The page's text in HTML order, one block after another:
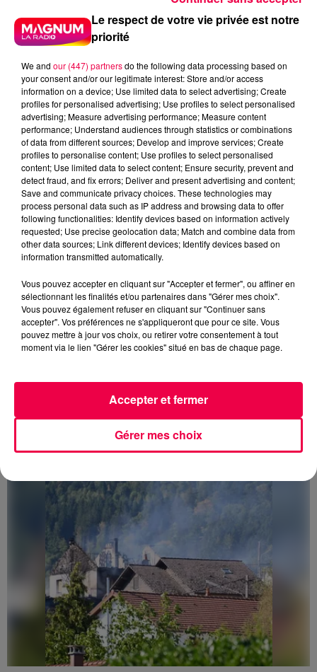
5 août 2026
Des assiettes Linvosges rappelées pour
excès de plomb
Du plomb a été détecté dans deux assiettes en
céramique vendues entre 2020 et 2022 par Linvosges.
PRÉVIFEUX : "il faut avoir une culture du risque"
dans les Vosges
Le respect de votre vie privée est notre
priorité
We and our (447) partnersdo the following data processing based on
your consent and/or our legitimate interest: Store and/or access
information on a device; Use limited data to select advertising; Create
profiles for personalised advertising; Use profiles to select personalised
advertising; Measure advertising performance; Measure content
performance; Understand audiences through statistics or combinations
of data from different sources; Develop and improve services; Create
profiles to personalise content; Use profiles to select personalised
content; Use limited data to select content; Ensure security, prevent and
detect fraud, and fix errors; Deliver and present advertising and content;
Save and communicate privacy choices. These technologies may
process personal data such as IP address and browsing data to offer
following functionalities: Identify devices based on information actively
requested; Use precise geolocation data; Match and combine data from
other data sources; Link different devices; Identify devices based on
information transmitted automatically.
Vous pouvez accepter en cliquant sur "Accepter et fermer", ou affiner en
sélectionnant les finalités et/ou partenaires dans "Gérer mes choix".
Vous pouvez également refuser en cliquant sur "Continuer sans
accepter". Vos préférences ne s'appliqueront que pour ce site. Vous
pouvez mettre à jour vos choix, ou retirer votre consentement à tout
moment via le lien "Gérer les cookies" situé en bas de chaque page.
Gérer mes choix
Accepter et fermer